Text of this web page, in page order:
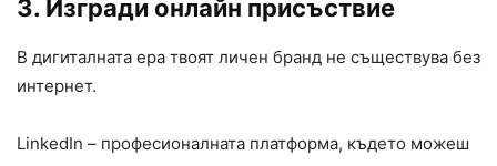
3. Изгради онлайн присъствие
В дигиталната ера твоят личен бранд не съществува без
интернет.
LinkedIn – професионалната платформа, където можеш